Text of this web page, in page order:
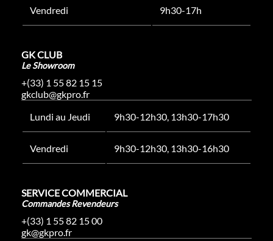
Vendredi 9h30-17h
GK CLUB
Le Showroom
+(33) 1 55 82 15 15
gkclub@gkpro.fr
Lundi au Jeudi
9h30-12h30, 13h30-17h30
Vendredi 9h30-12h30, 13h30-16h30
SERVICE COMMERCIAL
Commandes Revendeurs
+(33) 1 55 82 15 00
gk@gkpro.fr